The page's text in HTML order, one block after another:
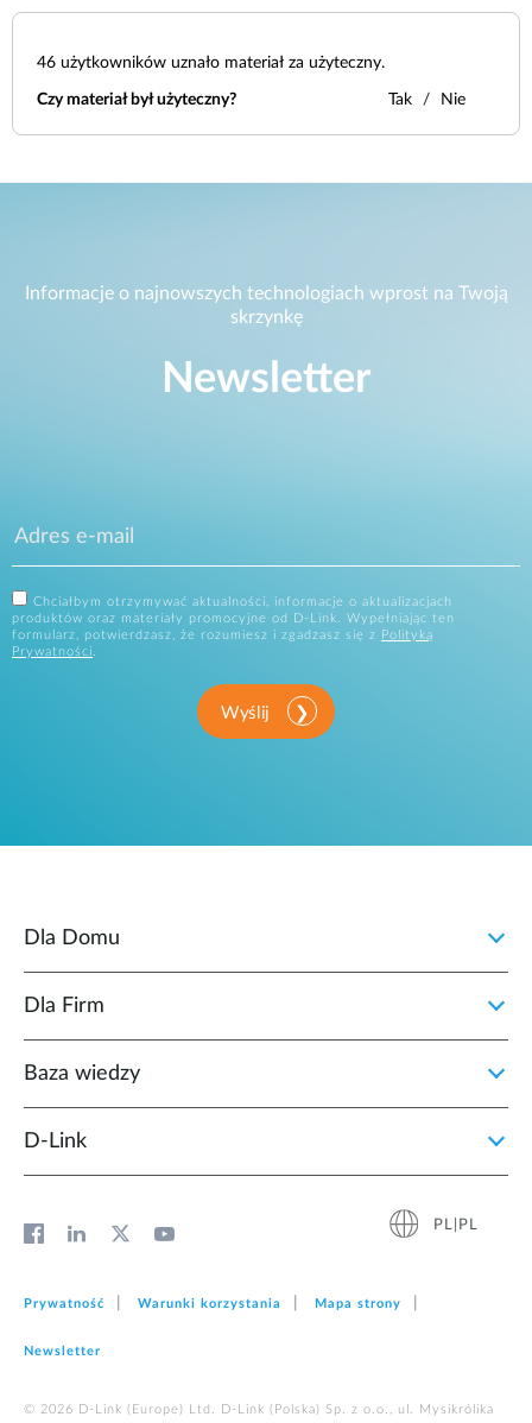
46 użytkowników uznało materiał za użyteczny.
Czy materiał był użyteczny? Tak Nie
Informacje o najnowszych technologiach wprost na Twoją
skrzynkę
Newsletter
Chciałbym otrzymywać aktualności, informacje o aktualizacjach
produktów oraz materiały promocyjne od D-Link. Wypełniając ten
formularz, potwierdzasz, że rozumiesz i zgadzasz się z
Polityką
Prywatności.
Wyślij
Dla Domu
Dla Firm
Baza wiedzy
D‑Link
PL|PL
Prywatność Warunki korzystania Mapa strony
Newsletter
© 2026 D‑Link (Europe) Ltd. D-Link (Polska) Sp. z o.o., ul. Mysikrólika